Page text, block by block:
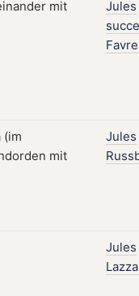
Jules
Favre
Jules
Jules